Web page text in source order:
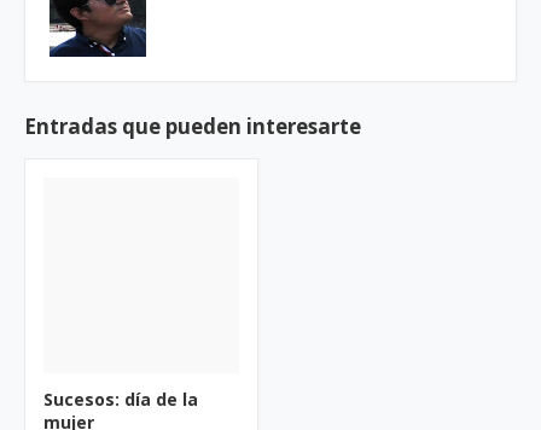
Entradas que pueden interesarte
Sucesos: día de la
mujer